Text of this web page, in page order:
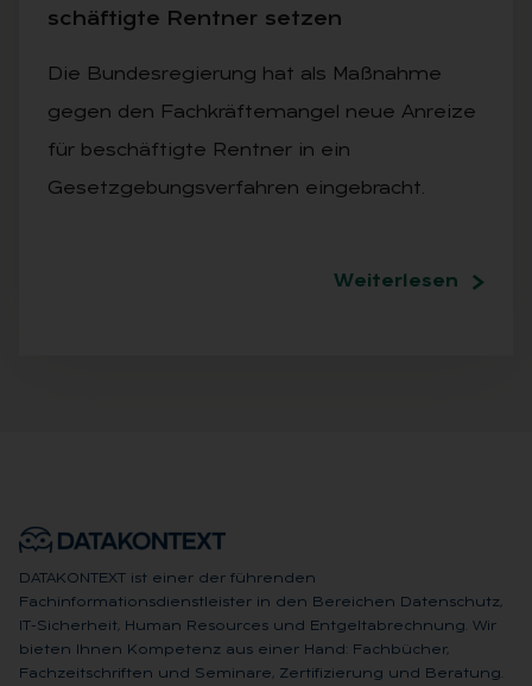
schäf­tig­te Rent­ner set­zen
Die Bundesregierung hat als Maßnahme
gegen den Fachkräftemangel neue Anreize
für beschäftigte Rentner in ein
Gesetzgebungsverfahren eingebracht.
Weiterlesen
DATAKONTEXT ist einer der führenden
Fachinformationsdienstleister in den Bereichen Datenschutz,
IT-Sicherheit, Human Resources und Entgeltabrechnung. Wir
bieten Ihnen Kompetenz aus einer Hand: Fachbücher,
Fachzeitschriften und Seminare, Zertifizierung und Beratung.